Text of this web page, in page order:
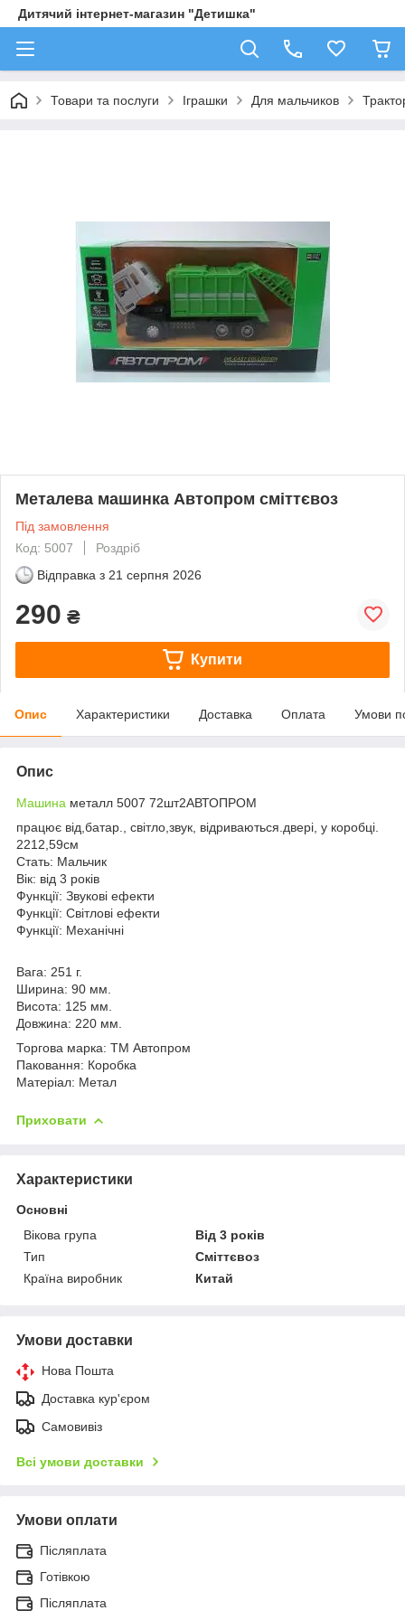
Дитячий інтернет-магазин "Детишка"
Товари та послуги Іграшки Для мальчиков
Металева машинка Автопром сміттєвоз
Під замовлення
Код: 5007
Роздріб
Відправка з 21 серпня 2026
290 ₴
Купити
Опис Характеристики Доставка Оплата Умови
Опис
Машина металл 5007 72шт2АВТОПРОМ
працює від,батар., світло,звук, відриваються.двері, у коробці.
2212,59см
Стать: Mальчик
Вік: від 3 років
Функції: Звукові ефекти
Функції: Світлові ефекти
Функції: Механічні
Вага: 251 г.
Ширина: 90 мм.
Висота: 125 мм.
Довжина: 220 мм.
Торгова марка: TM Автопром
Паковання: Коробка
Матеріал: Метал
Приховати
Характеристики
Основні
Вікова група
Від 3 років
Тип
Сміттєвоз
Країна виробник
Китай
Умови доставки
Нова Пошта
Доставка кур'єром
Самовивіз
Всі умови доставки
Умови оплати
Післяплата
Готівкою
Післяплата